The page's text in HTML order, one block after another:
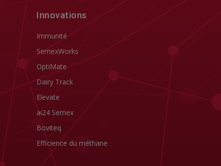
Innovations
Immunité
SemexWorks
OptiMate
Dairy Track
Elevate
ai24 Semex
Boviteq
Efficience du méthane